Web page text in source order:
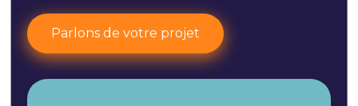
Parlons de votre projet